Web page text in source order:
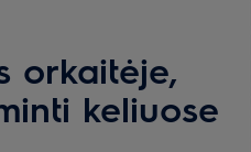
orkaitėje,
keliuose